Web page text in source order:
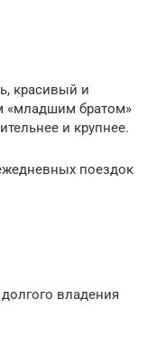
красивый и
«младшим братом»
и крупнее.
поездок
владения